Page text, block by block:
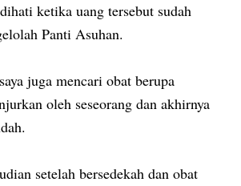
ketika uang tersebut sudah
Panti Asuhan.
juga mencari obat berupa
oleh seseorang dan akhirnya
setelah bersedekah dan obat